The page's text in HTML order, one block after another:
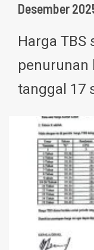
Desember
Harga
penurunan
tanggal 17